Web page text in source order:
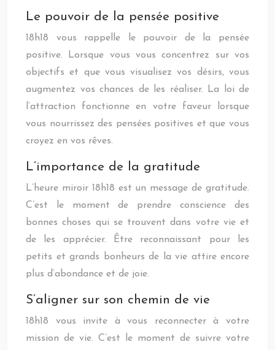
Le pouvoir de la pensée positive
18h18 vous rappelle le pouvoir de la pensée
positive. Lorsque vous vous concentrez sur vos
objectifs et que vous visualisez vos désirs, vous
augmentez vos chances de les réaliser. La loi de
l’attraction fonctionne en votre faveur lorsque
vous nourrissez des pensées positives et que vous
croyez en vos rêves.
L’importance de la gratitude
L’heure miroir 18h18 est un message de gratitude.
C’est le moment de prendre conscience des
bonnes choses qui se trouvent dans votre vie et
de les apprécier. Être reconnaissant pour les
petits et grands bonheurs de la vie attire encore
plus d’abondance et de joie.
S’aligner sur son chemin de vie
18h18 vous invite à vous reconnecter à votre
mission de vie. C’est le moment de suivre votre